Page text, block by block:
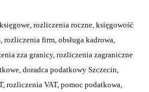
rozliczenia roczne, księgowość
rozliczenia firm, obsługa kadrowa,
zza granicy, rozliczenia zagraniczne
doradca podatkowy Szczecin,
rozliczenia VAT, pomoc podatkowa,